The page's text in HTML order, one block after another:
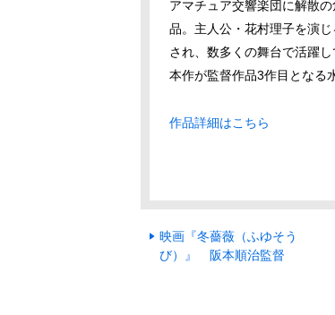
アマチュア交響楽団に解散
品。主人公・花村理子を演
され、数多くの舞台で活躍
本作が監督作品3作目となる
作品詳細はこちら
映画『冬薔薇（ふゆそう
び）』 阪本順治監督